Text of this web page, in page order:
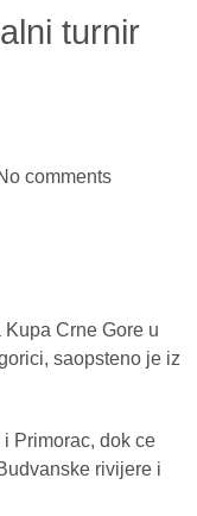
turnir
comments
Crne Gore u
saopsteno je iz
Primorac, dok ce
rivijere i